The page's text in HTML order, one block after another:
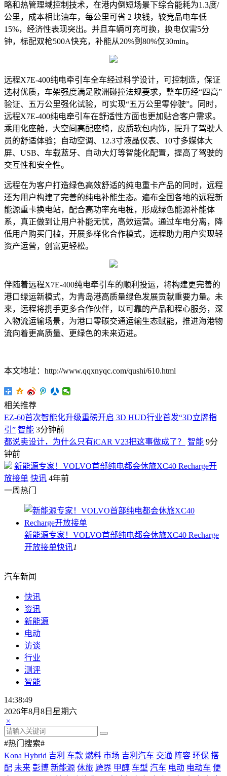
略和热管理域控制技术，在港内倒短场景下综合能耗为1.3度/
公里，成本相比油车，每公里可省 2 块钱，较竞品电车低
15%，经济性表现突出。并且车辆可充可换，换电仅需5分
钟，标配双枪500A快充，补能从20%到80%仅30min。
远程X7E-400纯电牵引车全车经过科学设计，可控制造，保证
选材优质，车架强度满足欧洲碰撞法规要求，整车历经“四高”
验证、五万公里强化试验，可实现“五万公里零停驶”。同时，
远程X7E-400纯电牵引车在舒适性方面也更加贴合客户需求。
乘用化座舱，大空间高配座椅，皮质软包内饰，提升了驾驶人
员的舒适体验；自动空调、12.3寸液晶仪表、10寸多媒体大
屏、USB、车载蓝牙、自动大灯等智能化配置，提高了驾驶的
交互性和安全性。
远程在为客户打造绿色高效舒适的纯电重卡产品的同时，远程
还为用户构建了完善的纯电补能生态。遍布全国各地的远程新
能源重卡换电站，配合高功率充电桩，形成绿色能源补能体
系，真正做到让用户补能无忧，高效运营。通过车电分离，降
低用户购买门槛，开展多样化合作模式，远程助力用户实现轻
资产运营，创富更轻松。
伴随着远程X7E-400纯电牵引车的顺利投运，将构建更完善的
港口绿运新模式，为青岛港高质量绿色发展贡献重要力量。未
来，远程将携手更多合作伙伴，以可靠的产品和程心服务，深
入物流运输场景，为港口零碳交通运输生态赋能，推进海港物
流向着更高质量、更绿色的未来迈进。
本文地址：http://www.qqxnyqc.com/qushi/610.html
相关推荐
EZ-60首次智能化升级重磅开启 3D HUD行业首发“3D立牌指
引” 智能 3分钟前
都说卖设计，为什么只有iCAR V23把这事做成了？
智能 9分
钟前
新能源专家！VOLVO首部纯电都会休旅XC40 Recharge开
放接单 快讯 4年前
一周热门
新能源专家！VOLVO首部纯电都会休旅XC40 Recharge
开放接单快讯1
汽车新闻
快讯
资讯
新能源
电动
访谈
行业
测评
智能
14:38:49
2026年8月8日星期六
×
#热门搜索#
Kona Hybrid 吉利 车款 燃料 市场 吉利汽车 交通 阵容 环保 搭
配 未来 彭博 新能源 休旅 跨界 甲醇 车型 汽车 电动 电动车 便